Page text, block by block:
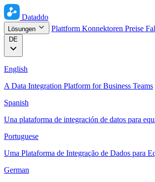
Dataddo
Lösungen Plattform Konnektoren Preise
DE
English
A Data Integration Platform for Business Teams
Spanish
Una plataforma de integración de datos para
Portuguese
Uma Plataforma de Integração de Dados para
German